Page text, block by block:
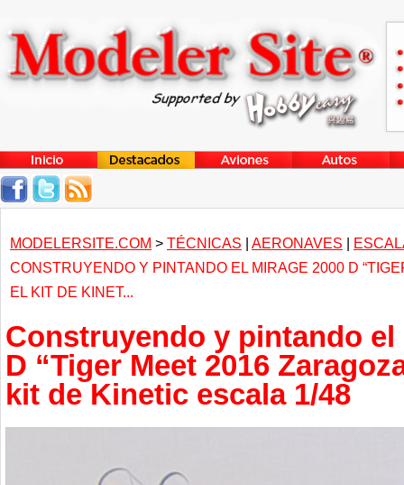
MODELERSITE.COM > TÉCNICAS | AERONAVES |
CONSTRUYENDO Y PINTANDO EL MIRAGE 2000 D
EL KIT DE KINET...
Construyendo y pintando el
D “Tiger Meet 2016
kit de Kinetic escala 1/48